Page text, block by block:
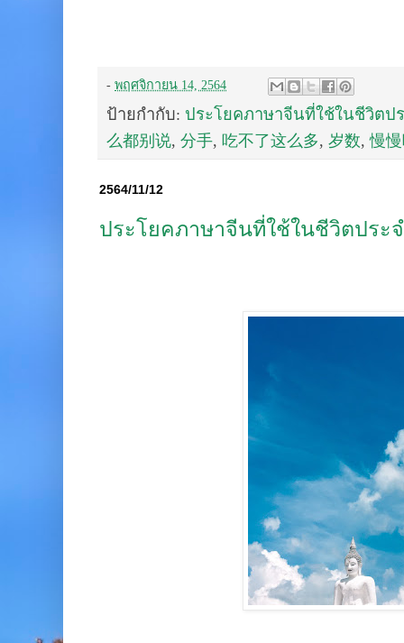
- พฤศจิกายน 14, 2564
ป้ายกำกับ: ประโยคภาษาจีนที่ใช้ในชีวิตป
么都别说, 分手, 吃不了这么多, 岁数,慢
2564/11/12
ประโยคภาษาจีนที่ใช้ในชีวิตประ